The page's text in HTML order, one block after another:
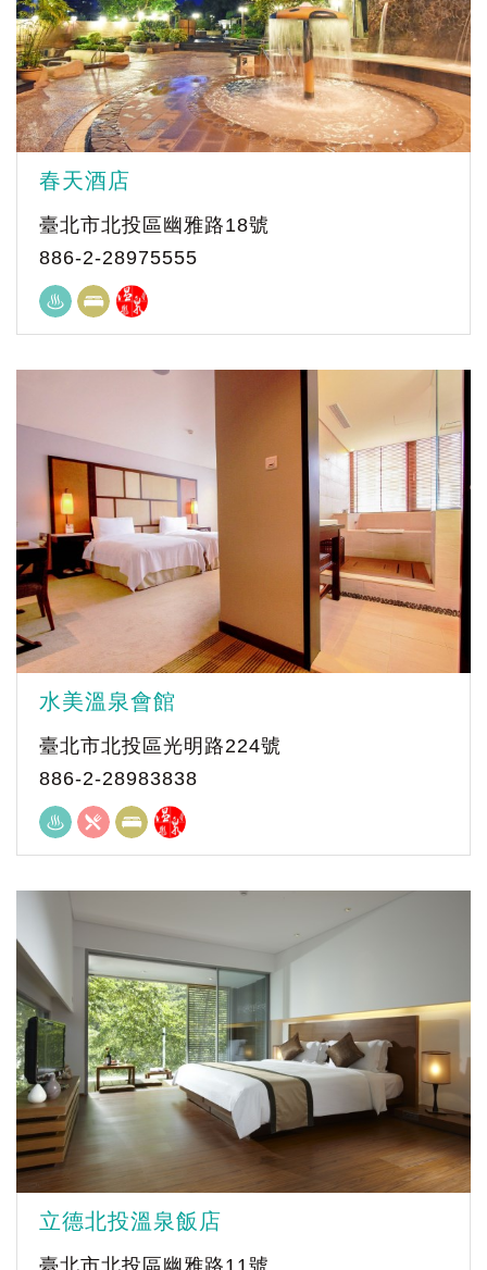
春天酒店
臺北市北投區幽雅路18號
886-2-28975555
水美溫泉會館
臺北市北投區光明路224號
886-2-28983838
立德北投溫泉飯店